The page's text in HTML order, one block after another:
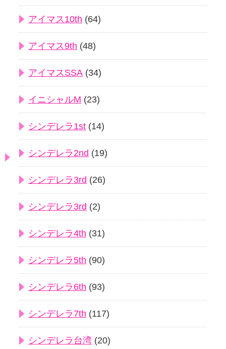
アイマス10th (64)
アイマス9th (48)
アイマスSSA (34)
イニシャルM (23)
シンデレラ1st (14)
シンデレラ2nd (19)
シンデレラ3rd (26)
シンデレラ3rd (2)
シンデレラ4th (31)
シンデレラ5th (90)
シンデレラ6th (93)
シンデレラ7th (117)
シンデレラ台湾 (20)